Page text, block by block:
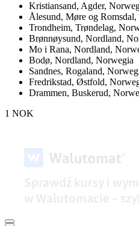
Kristiansand, Agder,
Ålesund, Møre og
Trondheim, Trøndelag,
Brønnøysund, Nordland,
Mo i Rana, Nordland,
Bodø, Nordland, Norwegia
Sandnes, Rogaland,
Fredrikstad, Østfold,
Drammen, Buskerud,
1 NOK